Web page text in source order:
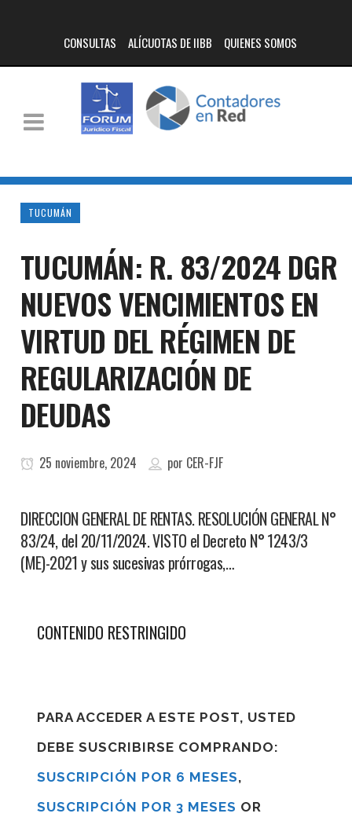
CONSULTAS ALÍCUOTAS DE IIBB QUIENES SOMOS
TUCUMÁN
TUCUMÁN: R. 83/2024 DGR
NUEVOS VENCIMIENTOS EN
VIRTUD DEL RÉGIMEN DE
REGULARIZACIÓN DE
DEUDAS
25 noviembre, 2024 por CER-FJF
DIRECCION GENERAL DE RENTAS. RESOLUCIÓN GENERAL N°
83/24, del 20/11/2024. VISTO el Decreto N° 1243/3
(ME)-2021 y sus sucesivas prórrogas,…
CONTENIDO RESTRINGIDO
PARA ACCEDER A ESTE POST, USTED
DEBE SUSCRIBIRSE COMPRANDO:
SUSCRIPCIÓN POR 6 MESES,
SUSCRIPCIÓN POR 3 MESES OR